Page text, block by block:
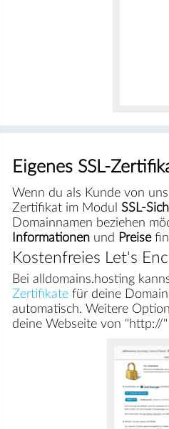
Eigenes SSL-
Wenn du als Kunde von
Zertifikat im Modul SSL-
Domainnamen beziehen
Informationenund Preise
Kostenfreies Let's
Bei alldomains.hosting
Zertifikatefür deine
automatisch. Weitere
deine Webseite von "http://